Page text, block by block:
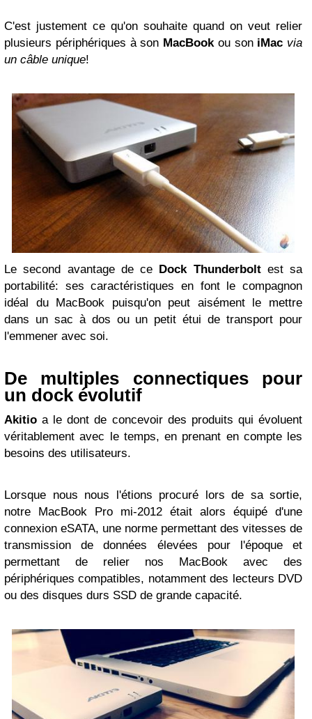
C'est justement ce qu'on souhaite quand on veut relier
plusieurs périphériques à son MacBookou son iMac via
un câble unique!
Le second avantage de ce Dock Thunderboltest sa
portabilité: ses caractéristiques en font le compagnon
idéal du MacBook puisqu'on peut aisément le mettre
dans un sac à dos ou un petit étui de transport pour
l'emmener avec soi.
De multiples connectiques pour
un dock évolutif
Akitio a le dont de concevoir des produits qui évoluent
véritablement avec le temps, en prenant en compte les
besoins des utilisateurs.
Lorsque nous nous l'étions procuré lors de sa sortie,
notre MacBook Pro mi-2012 était alors équipé d'une
connexion eSATA, une norme permettant des vitesses de
transmission de données élevées pour l'époque et
permettant de relier nos MacBook avec des
périphériques compatibles, notamment des lecteurs DVD
ou des disques durs SSD de grande capacité.